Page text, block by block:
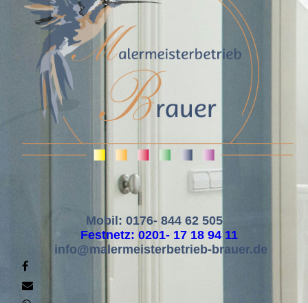
Mobil: 0176- 844 62 505
Festnetz: 0201- 17 18 94 11
info@malermeisterbetrieb-brauer.de